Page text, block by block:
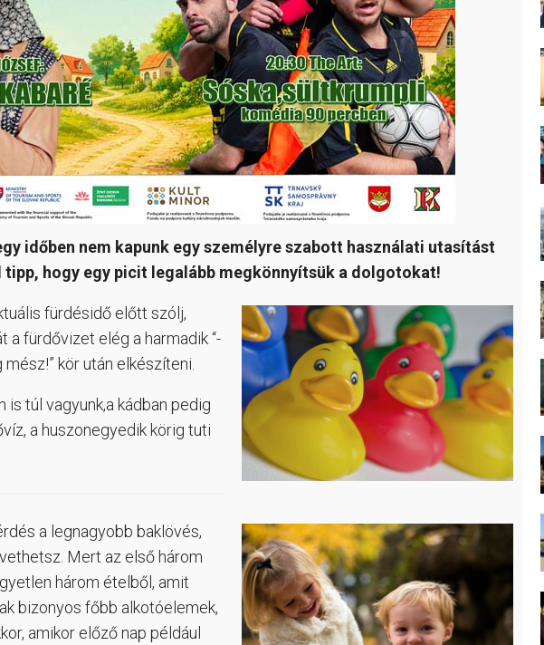
időben nem kapunk egy személyre szabott használati utasítást
tipp, hogy egy picit legalább megkönnyítsük a dolgotokat!
fürdésidő előtt szólj,
a fürdővizet elég a harmadik “-
kör után elkészíteni.
túl vagyunk,a kádban pedig
a huszonegyedik körig tuti
a legnagyobb baklövés,
Mert az első három
három ételből, amit
bizonyos főbb alkotóelemek,
amikor előző nap például